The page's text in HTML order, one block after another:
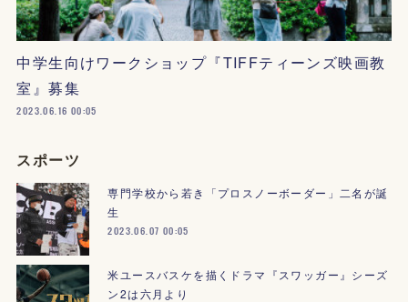
中学生向けワークショップ『TIFFティーンズ映画教
室』募集
2023.06.16 00:05
スポーツ
専門学校から若き「プロスノーボーダー」二名が誕
生
2023.06.07 00:05
米ユースバスケを描くドラマ『スワッガー』シーズ
ン2は六月より